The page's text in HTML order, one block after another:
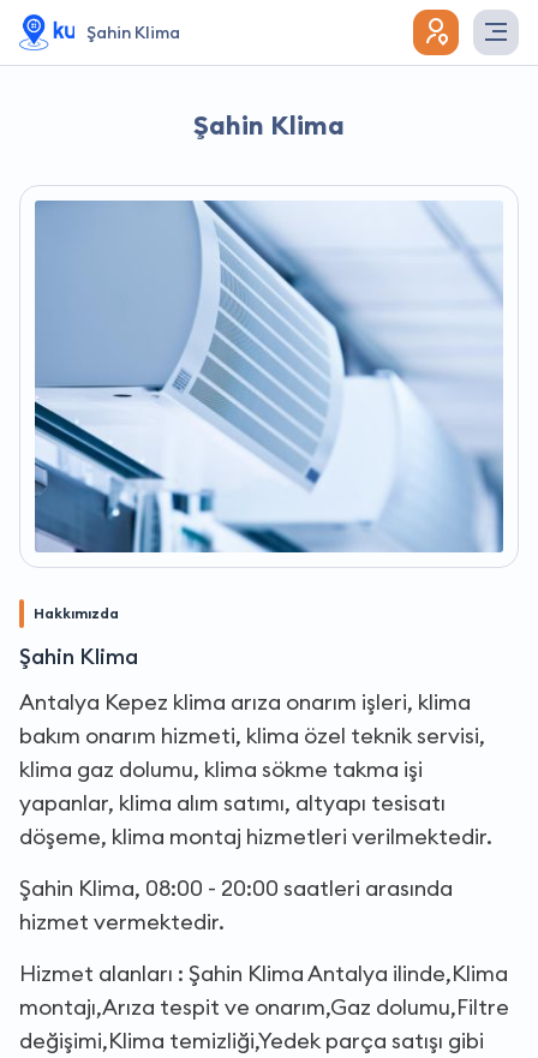
Şahin Klima
Şahin Klima
Hakkımızda
Şahin Klima
Antalya Kepez klima arıza onarım işleri, klima
bakım onarım hizmeti, klima özel teknik servisi,
klima gaz dolumu, klima sökme takma işi
yapanlar, klima alım satımı, altyapı tesisatı
döşeme, klima montaj hizmetleri verilmektedir.
Şahin Klima, 08:00 - 20:00 saatleri arasında
hizmet vermektedir.
Hizmet alanları : Şahin Klima Antalya ilinde,Klima
montajı,Arıza tespit ve onarım,Gaz dolumu,Filtre
değişimi,Klima temizliği,Yedek parça satışı gibi